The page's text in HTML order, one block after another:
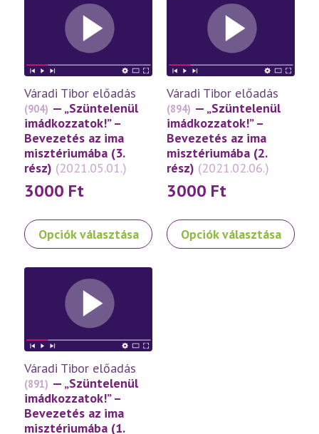
variációja
változatok
termékoldalon
választhatók
ki
variációja
változatok
termékoldalon
választhatók
ki
Váradi Tibor előadás
(904) — „Szüntelenül
imádkozzatok!” –
Bevezetés az ima
misztériumába (3.
rész) (2021.05.01.)
3000 Ft
Opciók választása
Ennek
a
variációja
változatok
termékoldalon
választhatók
ki
Váradi Tibor előadás
(894) — „Szüntelenül
imádkozzatok!” –
Bevezetés az ima
misztériumába (2.
rész) (2021.02.06.)
3000 Ft
Opciók választása
Ennek
a
Váradi Tibor előadás
(891) — „Szüntelenül
imádkozzatok!” –
Bevezetés az ima
misztériumába (1.